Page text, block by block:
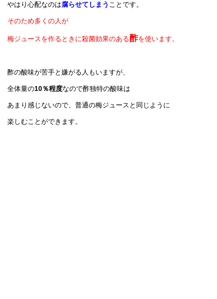
やはり心配なのは腐らせてしまう ことです。
そのため多くの人が
梅ジュースを作るときに殺菌効果のある酢を使います。
酢の酸味が苦手と嫌がる人もいますが、
全体量の10％程度なので酢独特の酸味は
あまり感じないので、普通の梅ジュースと同じように
楽しむことができます。